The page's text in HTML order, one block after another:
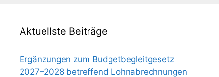
Aktuellste Beiträge
Ergänzungen zum Budgetbegleitgesetz
2027–2028 betreffend Lohnabrechnungen